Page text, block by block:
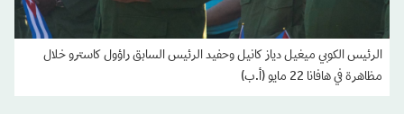
الرئيس الكوبي ميغيل دياز كانيل وحفيد الرئيس السابق راؤول كاسترو خلال
مظاهرة في هافانا 22 مايو (أ.ب)